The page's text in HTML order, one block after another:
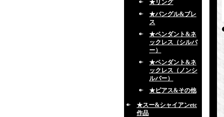
★リング
★バングル&ブレ
ス
★ペンダント&ネ
ックレス（シルバ
ー）
★ペンダント&ネ
ックレス（ノンシ
ルバー）
★ピアス&その他
★スー&シャイアンetc
作品